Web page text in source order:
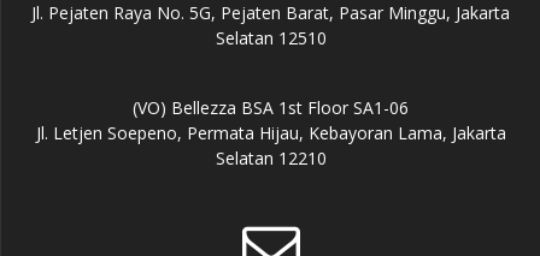
Jl. Pejaten Raya No. 5G, Pejaten Barat, Pasar Minggu, Jakarta
Selatan 12510
(VO) Bellezza BSA 1st Floor SA1-06
Jl. Letjen Soepeno, Permata Hijau, Kebayoran Lama, Jakarta
Selatan 12210